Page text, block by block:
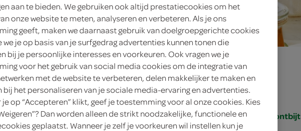
eenvoudig
30 min.
lunch, brunch, ontbijt
aan te bieden. We gebruiken ook altijd prestatiecookies om het
onze website te meten, analyseren en verbeteren. Als je ons
geeft, maken we daarnaast gebruik van doelgroepgerichte cookies
we je op basis van je surfgedrag advertenties kunnen tonen die
bij je persoonlijke interesses en voorkeuren. Ook vragen we je
voor het gebruik van social media cookies om de integratie van
met de website te verbeteren, delen makkelijker te maken en
bij het personaliseren van je sociale media-ervaring en advertenties.
je op “Accepteren” klikt, geef je toestemming voor al onze cookies. Kies
Dan worden alleen de strikt noodzakelijke, functionele en
geplaatst. Wanneer je zelf je voorkeuren wil instellen kun je